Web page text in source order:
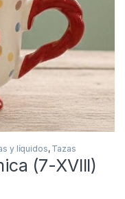
y líquidos, Tazas
(7-XVIII)